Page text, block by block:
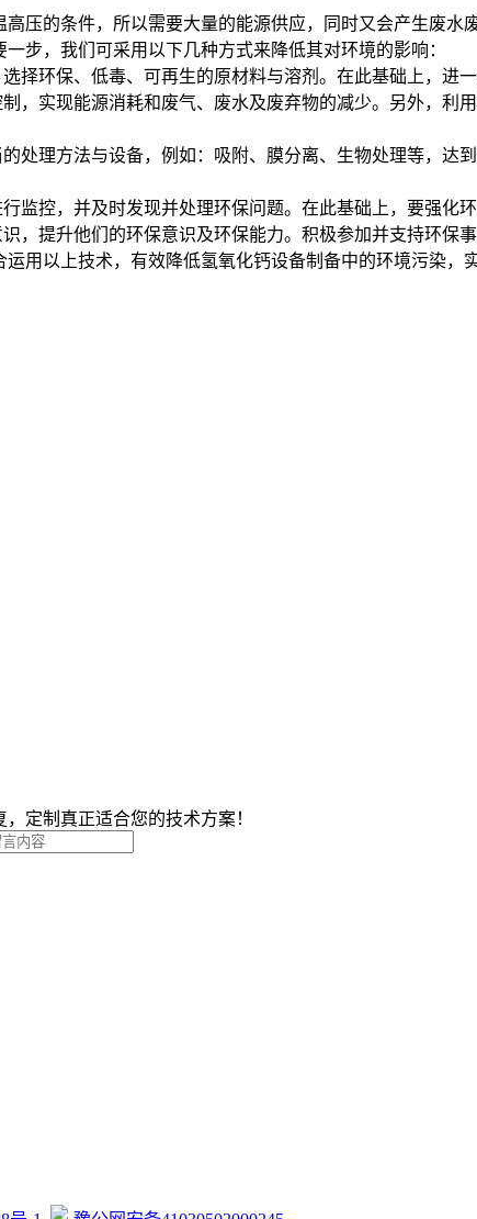
的条件，所以需要大量的能源供应，同时又会产生废水
步，我们可采用以下几种方式来降低其对环境的影响：
择环保、低毒、可再生的原材料与溶剂。在此基础上，进
，实现能源消耗和废气、废水及废弃物的减少。另外，利
处理方法与设备，例如：吸附、膜分离、生物处理等，达
监控，并及时发现并处理环保问题。在此基础上，要强化
，提升他们的环保意识及环保能力。积极参加并支持环保
以上技术，有效降低氢氧化钙设备制备中的环境污染，
定制真正适合您的技术方案！